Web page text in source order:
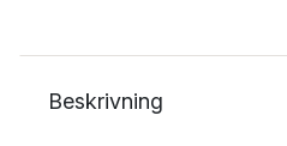
Beskrivning